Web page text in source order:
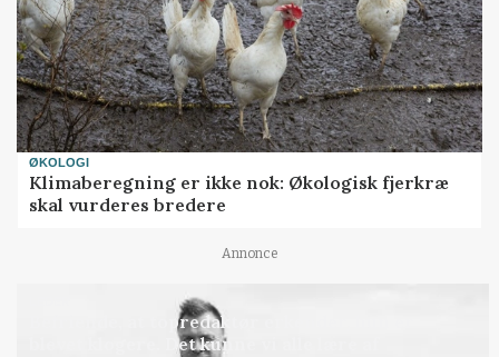
ØKOLOGI
Klimaberegning er ikke nok: Økologisk fjerkræ
skal vurderes bredere
Annonce
Befriende, at topredaktør erkender, hun er
blevet klogere. Det kunne vi alle lære af